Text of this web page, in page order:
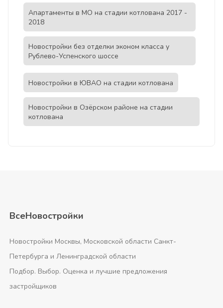
Апартаменты в МО на стадии котлована 2017 -
2018
Новостройки без отделки эконом класса у
Рублево-Успенского шоссе
Новостройки в ЮВАО на стадии котлована
Новостройки в Озёрском районе на стадии
котлована
ВсеНовостройки
Новостройки Москвы, Московской области Санкт-
Петербурга и Ленинградской области
Подбор. Выбор. Оценка и лучшие предложения
застройщиков